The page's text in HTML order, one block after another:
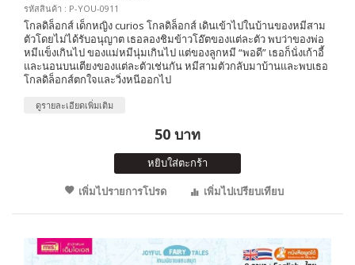
รหัสสินค้า : P-YOU-0911
โกลดิล็อกส์ เด็กหญิง curios โกลดิล็อกส์ เดินเข้าไปในบ้านของหมีสาม
ตัวโดยไม่ได้รับอนุญาต เธอลองชิมข้าวโอ๊ตของแต่ละตัว พบว่าของพ่อ
หมีแข็งเกินไป ของแม่หมีนุ่มเกินไป แต่ของลูกหมี “พอดี” เธอก็นั่งเก้าอี้
และนอนบนเตียงของแต่ละตัวเช่นกัน หมีสามตัวกลับมาบ้านและพบเธอ
โกลดิล็อกส์ตกใจและวิ่งหนีออกไป
ดูรายละเอียดเพิ่มเติม
50 บาท
หยิบใส่ตะกร้า
เพิ่มไปรายการโปรด
เพิ่มไปเปรียบเทียบ